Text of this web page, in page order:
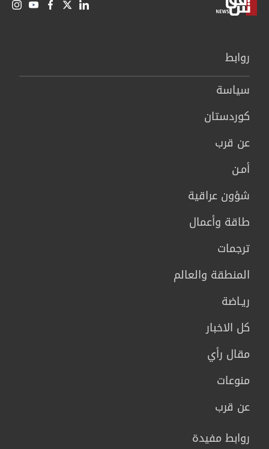
روابط
سیاسة
كوردستان
عن قرب
أمـن
شؤون عراقية
طاقة وأعمال
ترجمات
المنطقة والعالم
ريـاضة
كل الاخبار
مقال رأي
منوعات
عن قرب
روابط مفيدة